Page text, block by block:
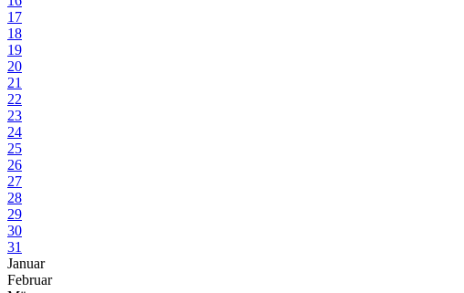
17
18
19
20
21
22
23
24
25
26
27
28
29
30
31
Januar
Februar